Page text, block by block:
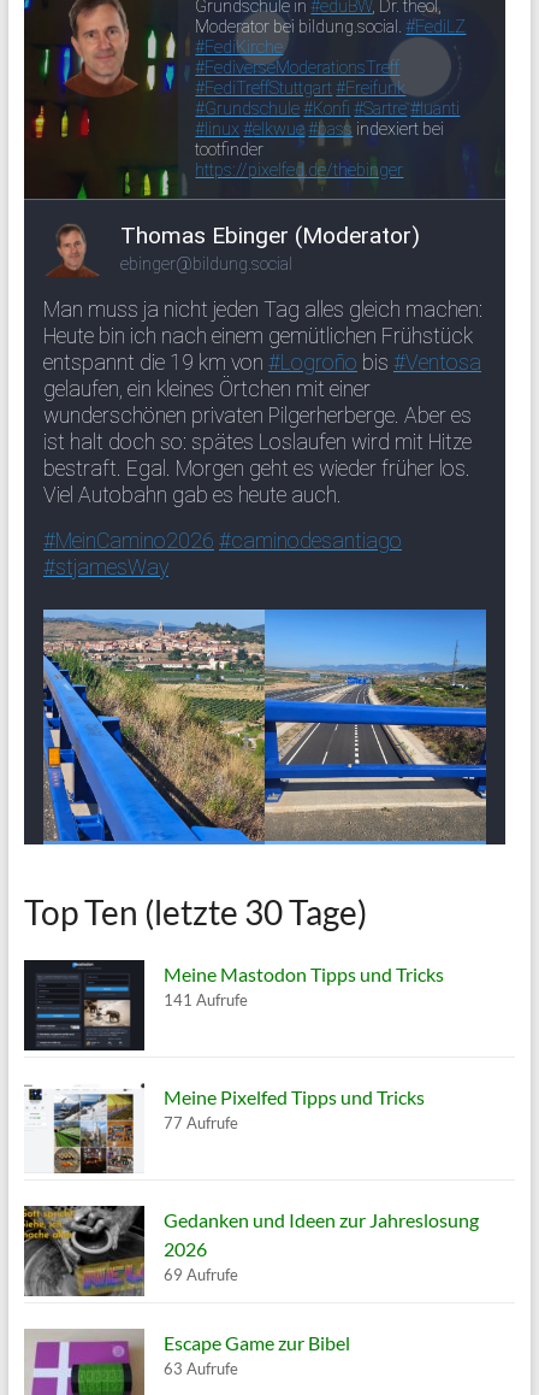
Top Ten (letzte 30 Tage)
Meine Mastodon Tipps und Tricks
141 Aufrufe
Meine Pixelfed Tipps und Tricks
77 Aufrufe
Gedanken und Ideen zur Jahreslosung
2026
69 Aufrufe
Escape Game zur Bibel
63 Aufrufe